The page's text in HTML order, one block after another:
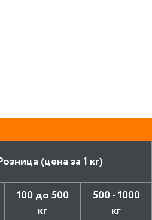
(цена за 1 кг)
100 до 500
кг
500 - 1000
кг